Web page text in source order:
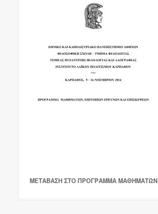
ΜΕΤΑΒΑΣΗ ΣΤΟ ΠΡΟΓΡΑΜΜΑ ΜΑΘΗΜΑΤΩΝ